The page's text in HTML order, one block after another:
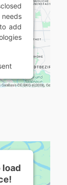
add
load